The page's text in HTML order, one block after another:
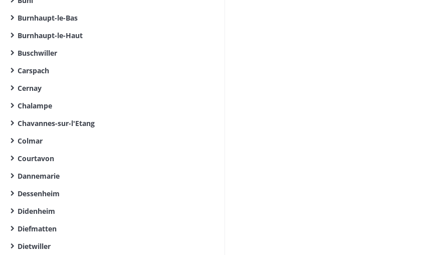
Burnhaupt-le-Bas
Burnhaupt-le-Haut
Buschwiller
Carspach
Cernay
Chalampe
Chavannes-sur-l'Etang
Colmar
Courtavon
Dannemarie
Dessenheim
Didenheim
Diefmatten
Dietwiller